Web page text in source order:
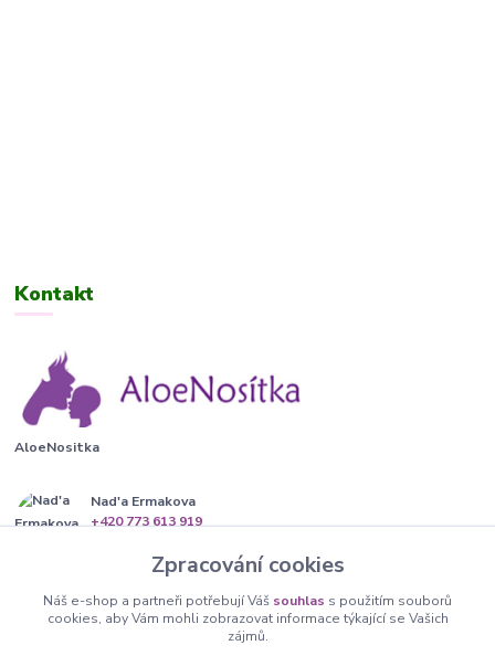
Kontakt
AloeNositka
Nad'a Ermakova
+420 773 613 919
Zpracování cookies
Náš e-shop a partneři potřebují Váš souhlas s použitím souborů
cookies, aby Vám mohli zobrazovat informace týkající se Vašich
zájmů.